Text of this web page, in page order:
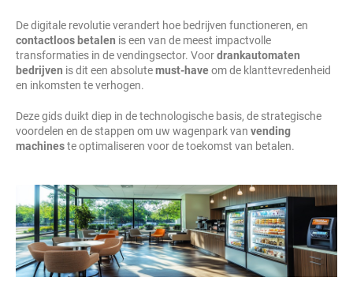
De digitale revolutie verandert hoe bedrijven functioneren, en
contactloos betalen is een van de meest impactvolle
transformaties in de vendingsector. Voordrankautomaten
bedrijven is dit een absolutemust-haveom de klanttevredenheid
en inkomsten te verhogen.
Deze gids duikt diep in de technologische basis, de strategische
voordelen en de stappen om uw wagenpark van vending
machineste optimaliseren voor de toekomst van betalen.